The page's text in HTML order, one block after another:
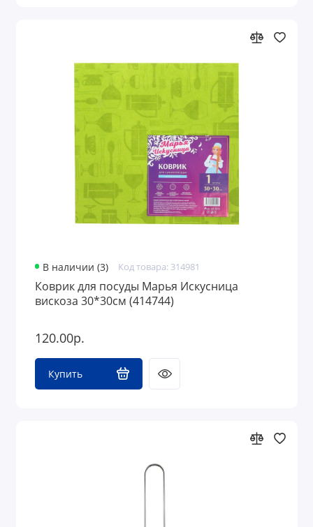
В наличии (3) Код товара: 314981
Коврик для посуды Марья Искусница
вискоза 30*30см (414744)
120.00р.
Купить